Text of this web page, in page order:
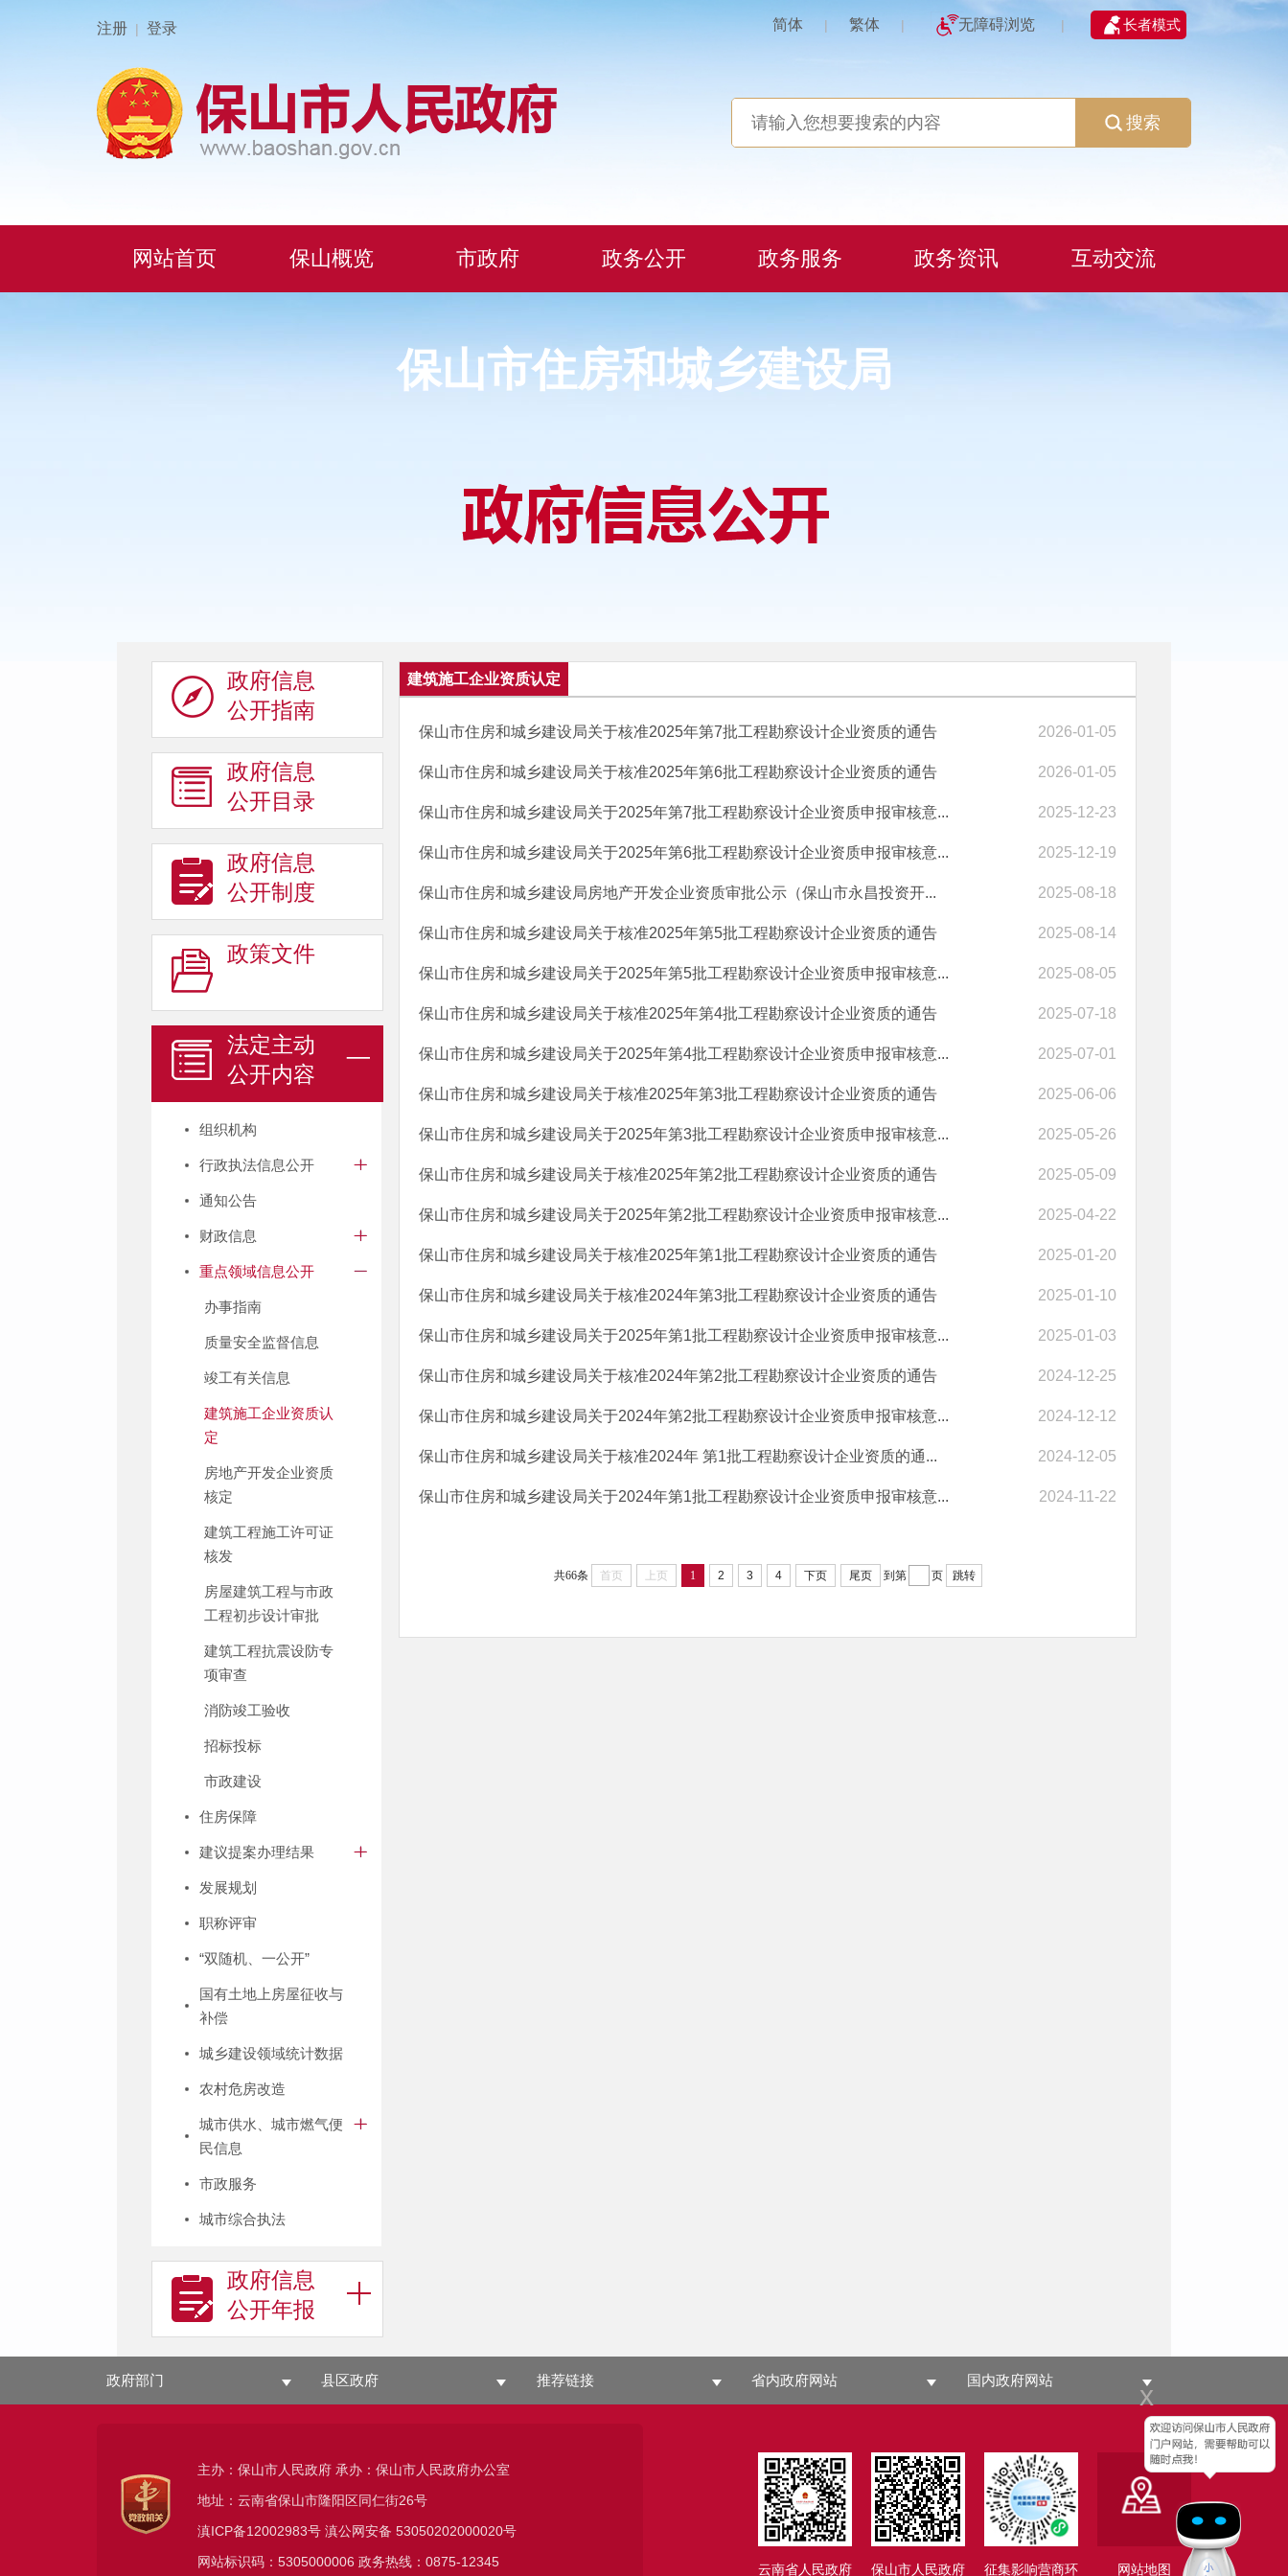
注册 | 登录 简体 | 繁体 | 无障碍浏览 | 长者模式
x
搜索
网站首页 保山概览 市政府 政务公开 政务服务 政务资讯 互动交流
保山市住房和城乡建设局
政府信息
公开指南
政府信息
公开目录
政府信息
公开制度
政策文件
法定主动
公开内容
组织机构
行政执法信息公开
通知公告
财政信息
重点领域信息公开
办事指南
质量安全监督信息
竣工有关信息
建筑施工企业资质认
定
房地产开发企业资质
核定
建筑工程施工许可证
核发
房屋建筑工程与市政
工程初步设计审批
建筑工程抗震设防专
项审查
消防竣工验收
招标投标
市政建设
住房保障
建议提案办理结果
发展规划
职称评审
“双随机、一公开”
国有土地上房屋征收与
补偿
城乡建设领域统计数据
农村危房改造
城市供水、城市燃气便
民信息
市政服务
城市综合执法
政府信息
公开年报
建筑施工企业资质认定
保山市住房和城乡建设局关于核准2025年第7批工程勘察设计企业资质的通告 2026-01-05
保山市住房和城乡建设局关于核准2025年第6批工程勘察设计企业资质的通告 2026-01-05
保山市住房和城乡建设局关于2025年第7批工程勘察设计企业资质申报审核意... 2025-12-23
保山市住房和城乡建设局关于2025年第6批工程勘察设计企业资质申报审核意... 2025-12-19
保山市住房和城乡建设局房地产开发企业资质审批公示（保山市永昌投资开... 2025-08-18
保山市住房和城乡建设局关于核准2025年第5批工程勘察设计企业资质的通告 2025-08-14
保山市住房和城乡建设局关于2025年第5批工程勘察设计企业资质申报审核意... 2025-08-05
保山市住房和城乡建设局关于核准2025年第4批工程勘察设计企业资质的通告 2025-07-18
保山市住房和城乡建设局关于2025年第4批工程勘察设计企业资质申报审核意... 2025-07-01
保山市住房和城乡建设局关于核准2025年第3批工程勘察设计企业资质的通告 2025-06-06
保山市住房和城乡建设局关于2025年第3批工程勘察设计企业资质申报审核意... 2025-05-26
保山市住房和城乡建设局关于核准2025年第2批工程勘察设计企业资质的通告 2025-05-09
保山市住房和城乡建设局关于2025年第2批工程勘察设计企业资质申报审核意... 2025-04-22
保山市住房和城乡建设局关于核准2025年第1批工程勘察设计企业资质的通告 2025-01-20
保山市住房和城乡建设局关于核准2024年第3批工程勘察设计企业资质的通告 2025-01-10
保山市住房和城乡建设局关于2025年第1批工程勘察设计企业资质申报审核意... 2025-01-03
保山市住房和城乡建设局关于核准2024年第2批工程勘察设计企业资质的通告 2024-12-25
保山市住房和城乡建设局关于2024年第2批工程勘察设计企业资质申报审核意... 2024-12-12
保山市住房和城乡建设局关于核准2024年 第1批工程勘察设计企业资质的通... 2024-12-05
保山市住房和城乡建设局关于2024年第1批工程勘察设计企业资质申报审核意... 2024-11-22
共66条 首页 上页 1 2 3 4 下页 尾页 到第 页 跳转
政府部门 县区政府 推荐链接 省内政府网站 国内政府网站
云南省人民政府 保山市人民政府 征集影响营商环 网站地图
主办：保山市人民政府 承办：保山市人民政府办公室
地址：云南省保山市隆阳区同仁街26号
滇ICP备12002983号滇公网安备 53050202000020号
网站标识码：5305000006 政务热线：0875-12345